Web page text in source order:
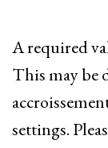
A required
This may be
settings.